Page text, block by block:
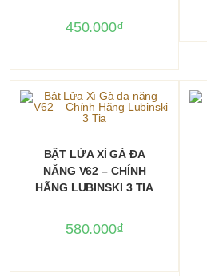
450.000₫
CHỌNphẩm
này
có
biến
tùy
chọn
được
BẬT LỬA XÌ GÀ ĐA
NĂNG V62 – CHÍNH
HÃNG LUBINSKI 3 TIA
580.000₫